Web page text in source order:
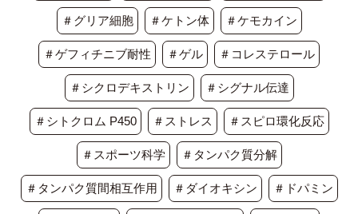
＃グリア細胞 ＃ケトン体 ＃ケモカイン
＃ゲフィチニブ耐性 ＃ゲル ＃コレステロール
＃シクロデキストリン ＃シグナル伝達
＃シトクロム P450 ＃ストレス ＃スピロ環化反応
＃スポーツ科学 ＃タンパク質分解
＃タンパク質間相互作用 ＃ダイオキシン ＃ドパミン